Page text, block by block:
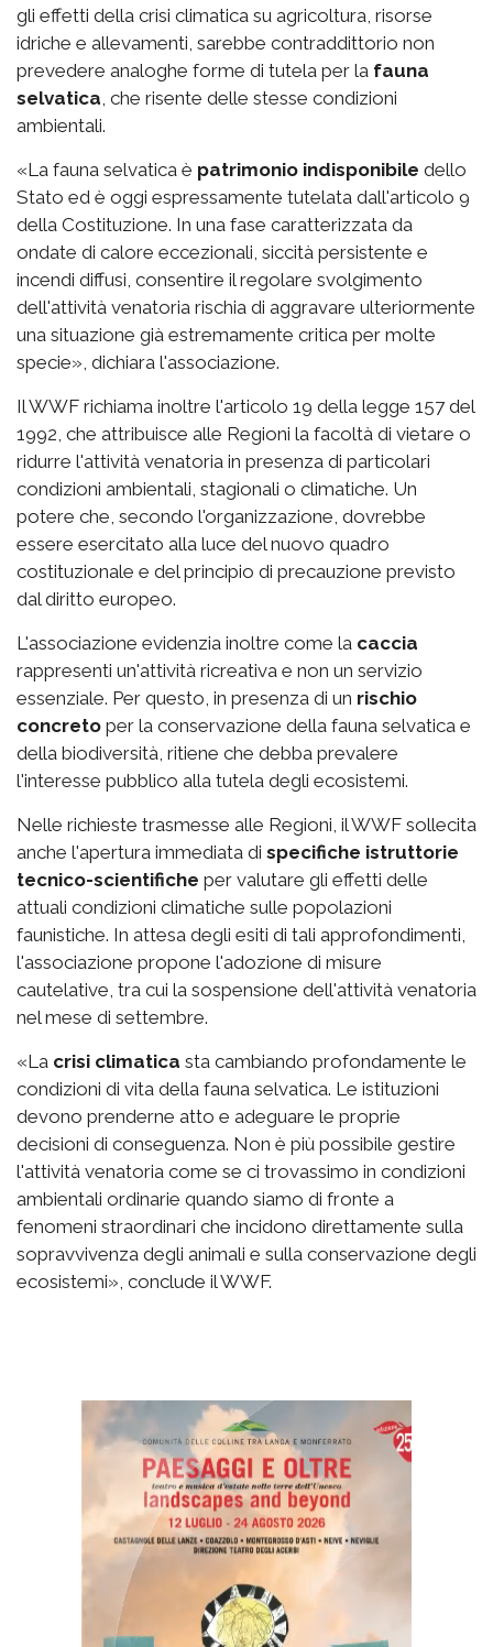
gli effetti della crisi climatica su agricoltura, risorse
idriche e allevamenti, sarebbe contraddittorio non
prevedere analoghe forme di tutela per la fauna
selvatica , che risente delle stesse condizioni
ambientali.
«La fauna selvatica è patrimonio indisponibile dello
Stato ed è oggi espressamente tutelata dall'articolo 9
della Costituzione. In una fase caratterizzata da
ondate di calore eccezionali, siccità persistente e
incendi diffusi, consentire il regolare svolgimento
dell'attività venatoria rischia di aggravare ulteriormente
una situazione già estremamente critica per molte
specie», dichiara l'associazione.
Il WWF richiama inoltre l'articolo 19 della legge 157 del
1992, che attribuisce alle Regioni la facoltà di vietare o
ridurre l'attività venatoria in presenza di particolari
condizioni ambientali, stagionali o climatiche. Un
potere che, secondo l'organizzazione, dovrebbe
essere esercitato alla luce del nuovo quadro
costituzionale e del principio di precauzione previsto
dal diritto europeo.
L'associazione evidenzia inoltre come la caccia
rappresenti un'attività ricreativa e non un servizio
essenziale. Per questo, in presenza di un rischio
concreto per la conservazione della fauna selvatica e
della biodiversità, ritiene che debba prevalere
l'interesse pubblico alla tutela degli ecosistemi.
Nelle richieste trasmesse alle Regioni, il WWF sollecita
anche l'apertura immediata di specifiche istruttorie
tecnico-scientifiche per valutare gli effetti delle
attuali condizioni climatiche sulle popolazioni
faunistiche. In attesa degli esiti di tali approfondimenti,
l'associazione propone l'adozione di misure
cautelative, tra cui la sospensione dell'attività venatoria
nel mese di settembre.
«La crisi climatica sta cambiando profondamente le
condizioni di vita della fauna selvatica. Le istituzioni
devono prenderne atto e adeguare le proprie
decisioni di conseguenza. Non è più possibile gestire
l'attività venatoria come se ci trovassimo in condizioni
ambientali ordinarie quando siamo di fronte a
fenomeni straordinari che incidono direttamente sulla
sopravvivenza degli animali e sulla conservazione degli
ecosistemi», conclude il WWF.